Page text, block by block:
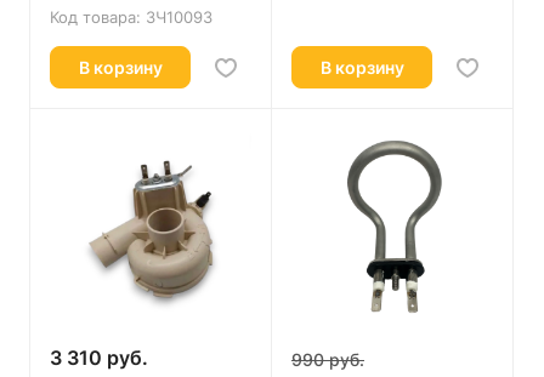
Код товара: ЗЧ10093
В корзину В корзину
3 310 руб. 990 руб.